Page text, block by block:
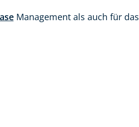
Management als auch für das